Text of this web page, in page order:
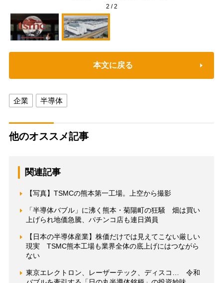
2 /2
本文に戻る
企業 半導体
他のオススメ記事
関連記事
【写真】TSMCの熊本第一工場。上空から撮影
「半導体バブル」に沸く熊本・菊陽町の狂騒 畑は買い
上げられ地価急騰、パチンコ店も連日満員
【日本の半導体産業】株価だけでは見えてこない厳しい
現実 TSMC熊本工場も業界全体の底上げにはつながら
ない
東京エレクトロン、レーザーテック、ディスコ… 令和